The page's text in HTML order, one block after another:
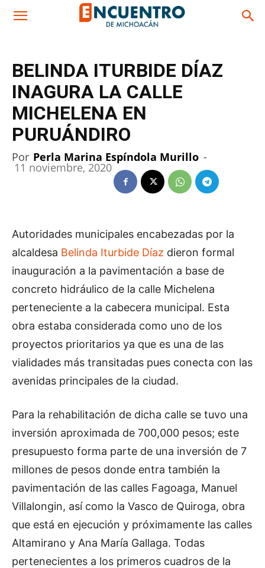
BELINDA ITURBIDE DÍAZ
INAGURA LA CALLE
MICHELENA EN
PURUÁNDIRO
Por Perla Marina Espíndola Murillo -
11 noviembre, 2020
Autoridades municipales encabezadas por la
alcaldesa Belinda Iturbide Díaz dieron formal
inauguración a la pavimentación a base de
concreto hidráulico de la calle Michelena
perteneciente a la cabecera municipal. Esta
obra estaba considerada como uno de los
proyectos prioritarios ya que es una de las
vialidades más transitadas pues conecta con las
avenidas principales de la ciudad.
Para la rehabilitación de dicha calle se tuvo una
inversión aproximada de 700,000 pesos; este
presupuesto forma parte de una inversión de 7
millones de pesos donde entra también la
pavimentación de las calles Fagoaga, Manuel
Villalongin, así como la Vasco de Quiroga, obra
que está en ejecución y próximamente las calles
Altamirano y Ana María Gallaga. Todas
pertenecientes a los primeros cuadros de la